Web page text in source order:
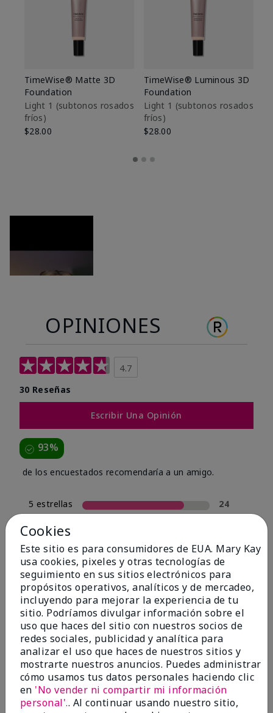
TimeWise® Matte 3D
Foundation
Light 1​ (subtonos rosados
fríos)
$28.00
TimeWise® Luminous 3D
Foundation
Light 1​ (subtonos rosados
fríos)
$28.00
OPINIONES
4.7
30 Reseñas
Escribir Una Opinión
93%
de los encuestados recomendaría a un amigo.
5 estrellas
24
4 estrellas
3 estrellas
0
2 estrellas
2
1 estrella
0
Tipo De Piel
Filtrar
reseñas
por
Tipo
de
piel
Cookies
Este sitio es para consumidores de EUA. Mary Kay
usa cookies, pixeles y otras tecnologías de
seguimiento en sus sitios electrónicos para
propósitos operativos, analíticos y de mercadeo,
incluyendo para mejorar la experiencia de tu
sitio. Podríamos divulgar información sobre el
uso que haces del sitio con nuestros socios de
redes sociales, publicidad y analítica para
analizar el uso que haces de nuestros sitios y
mostrarte nuestros anuncios. Puedes administrar
cómo usamos tus datos personales haciendo clic
en 'No vender ni compartir mi información
personal'.. Al continuar usando nuestro sitio,